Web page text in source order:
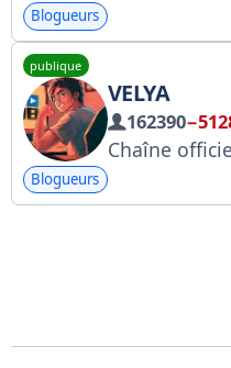
Blogueurs
publique
VELYA
162390
Chaîne officielle de Velya Advertising : @velya_business (veuillez ajouter le
Blogueurs